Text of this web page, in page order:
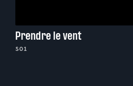
Prendre le vent
S01